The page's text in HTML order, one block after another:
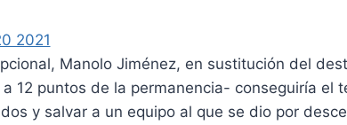
Manolo Jiménez, en sustitución del
12 puntos de la permanencia- conseguiría el
y salvar a un equipo al que se dio por